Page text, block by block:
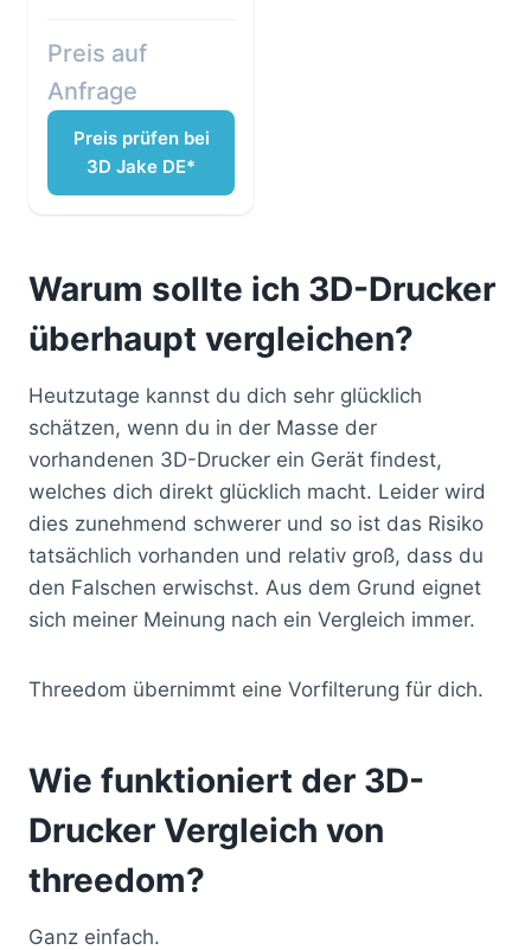
Preis auf
Anfrage
Preis prüfen bei
3D Jake DE*
Warum sollte ich 3D-Drucker
überhaupt vergleichen?
Heutzutage kannst du dich sehr glücklich
schätzen, wenn du in der Masse der
vorhandenen 3D-Drucker ein Gerät findest,
welches dich direkt glücklich macht. Leider wird
dies zunehmend schwerer und so ist das Risiko
tatsächlich vorhanden und relativ groß, dass du
den Falschen erwischst. Aus dem Grund eignet
sich meiner Meinung nach ein Vergleich immer.
Threedom übernimmt eine Vorfilterung für dich.
Wie funktioniert der 3D-
Drucker Vergleich von
threedom?
Ganz einfach.